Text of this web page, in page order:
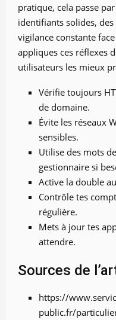
pratique, cela passe
identifiants solides,
vigilance constante
appliques ces réflexes
utilisateurs les mieux
Vérifie toujours
de domaine.
Évite les réseaux
sensibles.
Utilise des mots
gestionnaire si
Active la double
Contrôle tes
régulière.
Mets à jour tes
attendre.
Sources de
https://
public.fr/